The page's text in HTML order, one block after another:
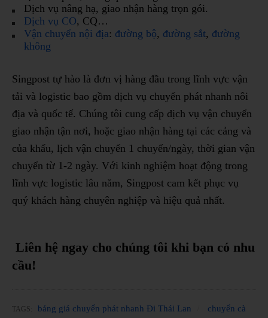
Dịch vụ nâng hạ, giao nhận hàng trọn gói.
Dịch vụ CO, CQ…
Vận chuyển nội địa: đường bộ, đường sắt, đường
không
Singpost tự hào là đơn vị hàng đầu trong lĩnh vực vận
tải và logistic bao gồm dịch vụ chuyển phát nhanh nôi
địa và quốc tế. Chúng tôi cung cấp dịch vụ vận chuyển
giao nhận tận nơi, hoặc giao nhận hàng tại các cảng và
của khẩu, lịch vận chuyển 1 chuyến/ngày, thời gian vận
chuyển từ 1-2 ngày. Với kinh nghiệm hoạt động trong
lĩnh vực logistic lâu năm, Singpost cam kết phục vụ
quý khách hàng chuyên nghiệp và hiệu quả nhất.
Liên hệ ngay cho chúng tôi khi bạn có nhu
cầu!
TAGS: bảng giá chuyển phát nhanh Đi Thái Lan
chuyển cà